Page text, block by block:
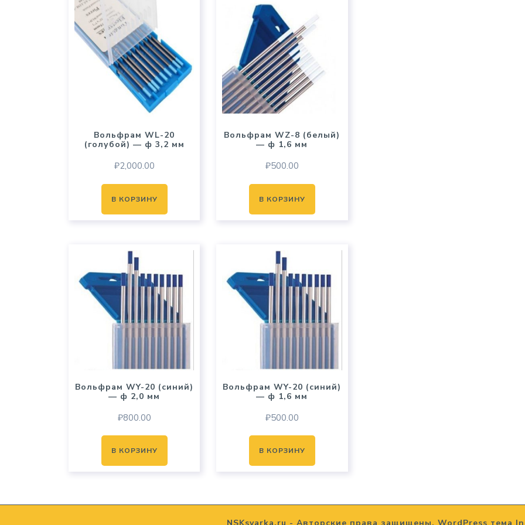
Вольфрам WL-20
(голубой) — ф 3,2 мм
₽2,000.00
В КОРЗИНУ
Вольфрам WZ-8 (белый)
— ф 1,6 мм
₽500.00
В КОРЗИНУ
Вольфрам WY-20 (синий)
— ф 2,0 мм
₽800.00
В КОРЗИНУ
Вольфрам WY-20 (синий)
— ф 1,6 мм
₽500.00
В КОРЗИНУ